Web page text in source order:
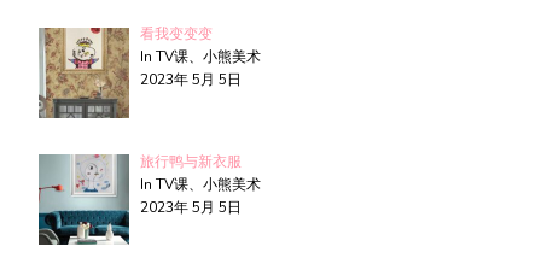
看我变变变
In TV课、小熊美术
2023年 5月 5日
旅行鸭与新衣服
In TV课、小熊美术
2023年 5月 5日